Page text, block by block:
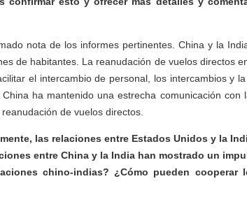
nota de los informes pertinentes. China y la
de habitantes. La reanudación de vuelos directos
el intercambio de personal, los intercambios y
ha mantenido una estrecha comunicación
de vuelos directos.
las relaciones entre Estados Unidos y la
entre China y la India han mostrado un
chino-indias? ¿Cómo pueden cooperar